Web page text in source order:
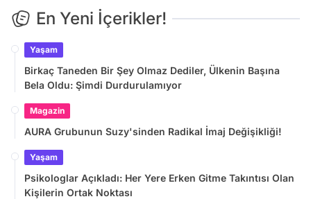
En Yeni İçerikler!
Yaşam
Birkaç Taneden Bir Şey Olmaz Dediler, Ülkenin Başına
Bela Oldu: Şimdi Durdurulamıyor
Magazin
AURA Grubunun Suzy'sinden Radikal İmaj Değişikliği!
Yaşam
Psikologlar Açıkladı: Her Yere Erken Gitme Takıntısı Olan
Kişilerin Ortak Noktası